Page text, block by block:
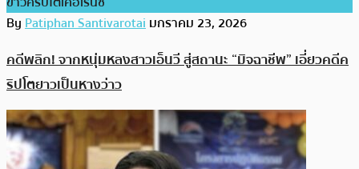
ByPatiphan Santivarotaiมกราคม 23, 2026
คดีพลิก! จากหนุ่มหลงสาวเอ็นวี สู่สถานะ “มิจฉาชีพ” เอี่ยวคดีค
ริปโตยาวเป็นหางว่าว